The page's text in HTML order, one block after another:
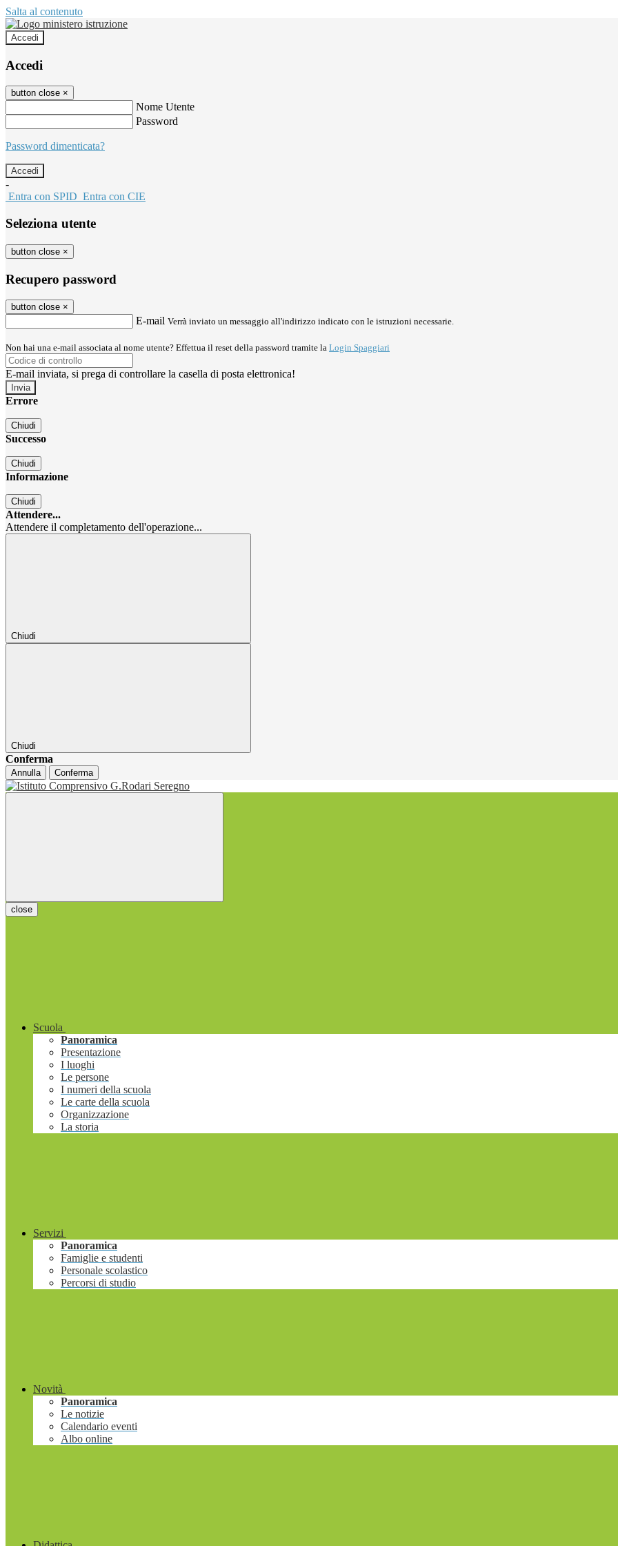
Salta al contenuto
Accedi
Accedi
button close ×
Nome Utente
Password
Password dimenticata?
-
Entra con SPID Entra con CIE
Seleziona utente
button close ×
Recupero password
button close ×
E-mail Verrà inviato un messaggio all'indirizzo indicato con le istruzioni necessarie.
Non hai una e-mail associata al nome utente? Effettua il reset della password tramite la Login Spaggiari
E-mail inviata, si prega di controllare la casella di posta elettronica!
Errore
Chiudi
Successo
Chiudi
Informazione
Chiudi
Attendere...
Attendere il completamento dell'operazione...
Chiudi
Chiudi
Conferma
Annulla Conferma
close
Scuola
Panoramica
Presentazione
I luoghi
Le persone
I numeri della scuola
Le carte della scuola
Organizzazione
La storia
Servizi
Panoramica
Famiglie e studenti
Personale scolastico
Percorsi di studio
Novità
Panoramica
Le notizie
Calendario eventi
Albo online